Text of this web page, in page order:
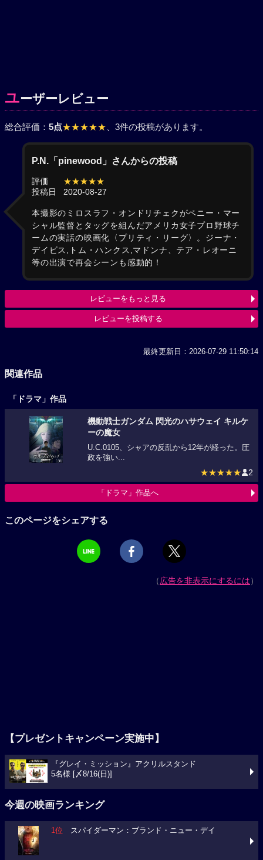
ユーザーレビュー
総合評価： 5点★★★★★ 、3件の投稿があります。
P.N.「pinewood」さんからの投稿
評価
★★★★★
投稿日
2020-08-27
本撮影のミロスラフ・オンドリチェクがペニー・マー
シャル監督とタッグを組んだアメリカ女子プロ野球チ
ームの実話の映画化〈プリティ・リーグ〉。ジーナ・
デイビス,トム・ハンクス,マドンナ、テア・レオーニ
等の出演で再会シーンも感動的！
レビューをもっと見る
レビューを投稿する
最終更新日：2026-07-29 11:50:14
関連作品
「ドラマ」作品
機動戦士ガンダム 閃光のハサウェイ キルケ
ーの魔女
U.C.0105、シャアの反乱から12年が経った。圧
政を強い...
★★★★★ 2
「ドラマ」作品へ
このページをシェアする
（広告を非表示にするには）
【プレゼントキャンペーン実施中】
『グレイ・ミッション』アクリルスタンド
5名様 [〆8/16(日)]
今週の映画ランキング
1位 スパイダーマン：ブランド・ニュー・デイ